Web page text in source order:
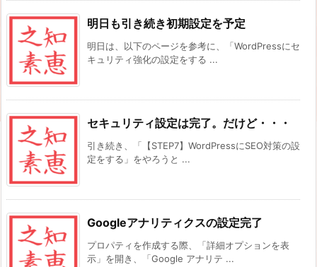
明日も引き続き初期設定を予定
明日は、以下のページを参考に、「WordPressにセ
キュリティ強化の設定をする ...
セキュリティ設定は完了。だけど・・・
引き続き、「【STEP7】WordPressにSEO対策の設
定をする」をやろうと ...
Googleアナリティクスの設定完了
プロパティを作成する際、「詳細オプションを表
示」を開き、「Google アナリテ ...